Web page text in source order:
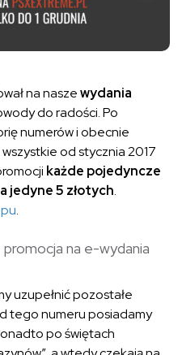
na naszewydania
do radości. Po
numerów i obecnie
od stycznia 2017
każde pojedyncze
jedyne 5 złotych.
.
na e-wydania
uzupełnić pozostałe
tego numeru posiadamy
po świętach